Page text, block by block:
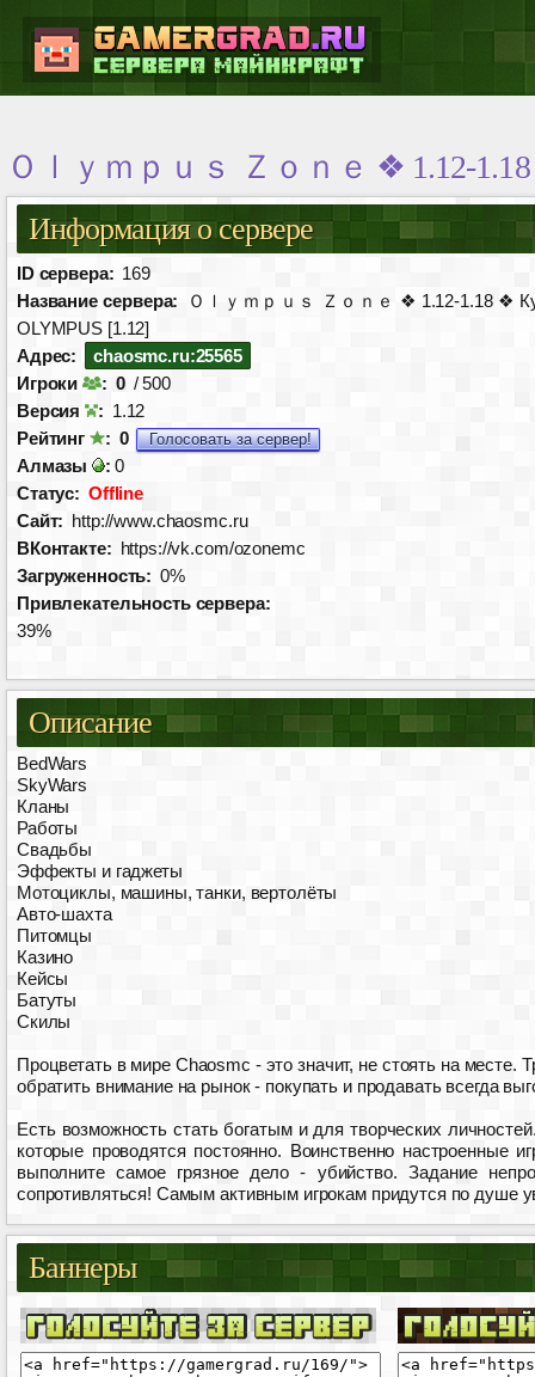
Ｏｌｙｍｐｕｓ Ｚｏｎｅ ❖ 1.12-
Информация о сервере
ID сервера: 169
Название сервера:
Ｏｌｙｍｐｕｓ Ｚｏｎｅ ❖ 1.12-1.18 ❖
OLYMPUS [1.12]
Адрес:
chaosmc.ru:25565
Игроки
: 0 / 500
Версия
: 1.12
Рейтинг
: 0 Голосовать за сервер!
Алмазы : 0
Статус: Offline
Сайт: http://www.chaosmc.ru
ВКонтакте: https://vk.com/ozonemc
Загруженность: 0%
Привлекательность сервера:
39%
Описание
BedWars
SkyWars
Кланы
Работы
Свадьбы
Эффекты и гаджеты
Мотоциклы, машины, танки, вертолёты
Авто-шахта
Питомцы
Казино
Кейсы
Батуты
Скилы
Процветать в мире Chaosmc - это значит, не стоять на
обратить внимание на рынок - покупать и продавать всегда
Есть возможность стать богатым и для творческих
которые проводятся постоянно. Воинственно настроенные
выполните самое грязное дело - убийство. Задание
сопротивляться! Самым активным игрокам придутся по душе
Баннеры